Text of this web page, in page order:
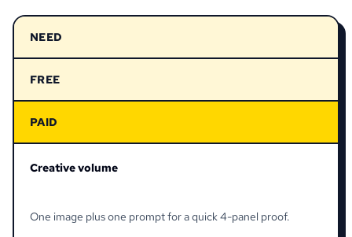
NEED
FREE
PAID
Creative volume
One image plus one prompt for a quick 4-panel proof.